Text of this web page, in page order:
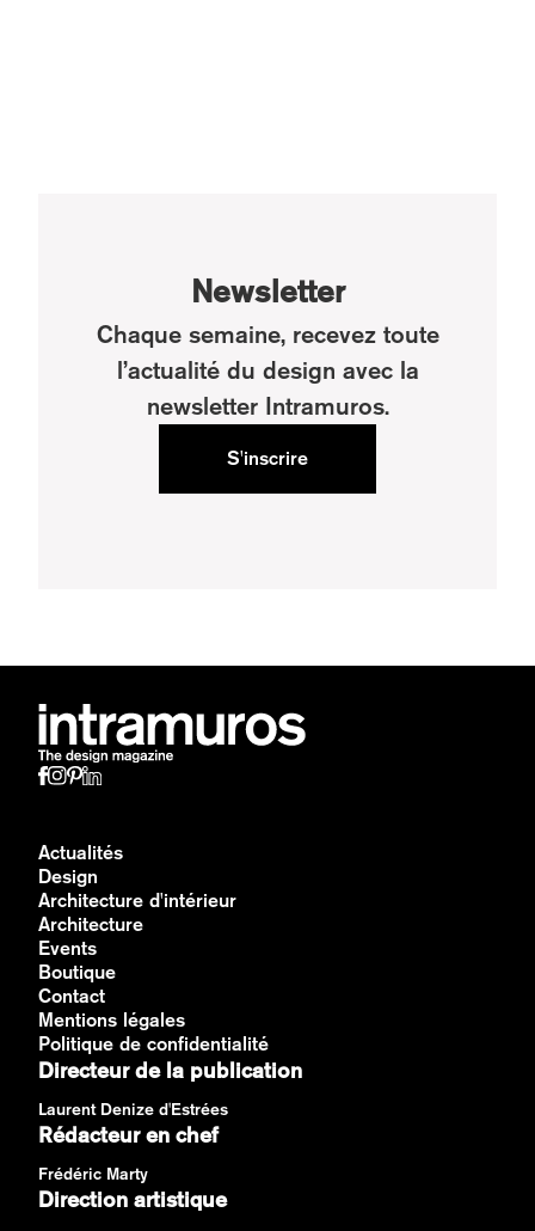
Newsletter
Chaque semaine, recevez toute
l’actualité du design avec la
newsletter Intramuros.
S'inscrire
Actualités
Design
Architecture d'intérieur
Architecture
Events
Boutique
Contact
Mentions légales
Politique de confidentialité
Directeur de la publication
Laurent Denize d'Estrées
Rédacteur en chef
Frédéric Marty
Direction artistique